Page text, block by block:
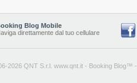
Blog Mobile
direttamente dal tuo cellulare
2026 QNT S.r.l. www.qnt.it - Booking Blog™ -